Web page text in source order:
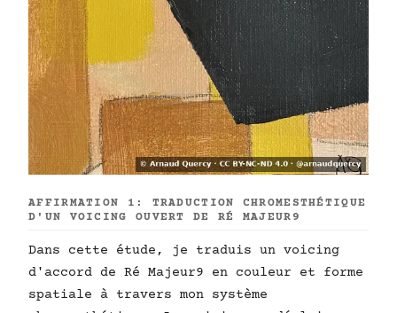
AFFIRMATION 1: TRADUCTION CHROMESTHÉTIQUE
D'UN VOICING OUVERT DE RÉ MAJEUR9
Dans cette étude, je traduis un voicing
d'accord de Ré Majeur9 en couleur et forme
spatiale à travers mon système